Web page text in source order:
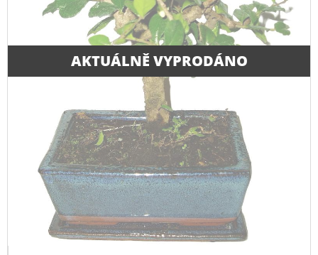
AKTUÁLNĚ VYPRODÁNO